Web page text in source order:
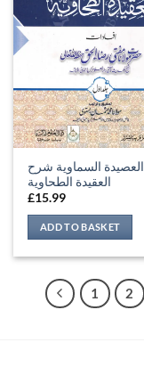
العصيدة السماوية شرح
العقيدة الطحاوية
£15.99
ADD TO BASKET
1 2